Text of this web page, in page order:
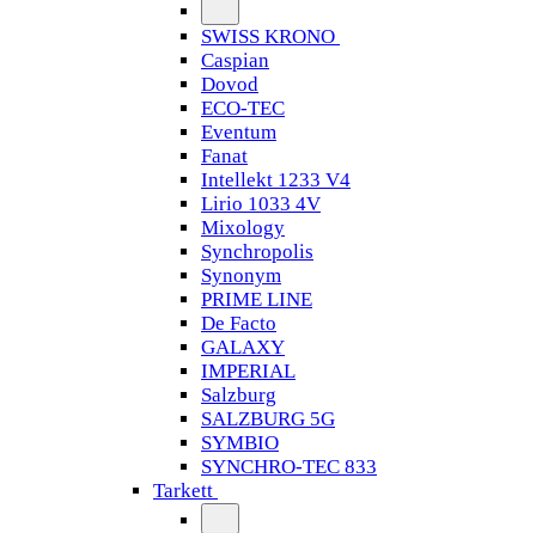
SWISS KRONO
Caspian
Dovod
ECO-TEC
Eventum
Fanat
Intellekt 1233 V4
Lirio 1033 4V
Mixology
Synchropolis
Synonym
PRIME LINE
De Facto
GALAXY
IMPERIAL
Salzburg
SALZBURG 5G
SYMBIO
SYNCHRO-TEC 833
Tarkett